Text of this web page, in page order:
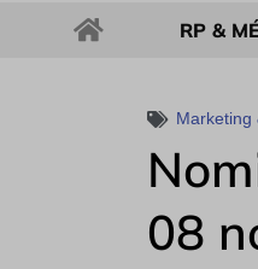
RP &
Marketing
08